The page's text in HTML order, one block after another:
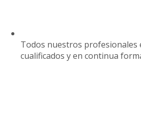
Todos nuestros profesionales
cualificados y en continua